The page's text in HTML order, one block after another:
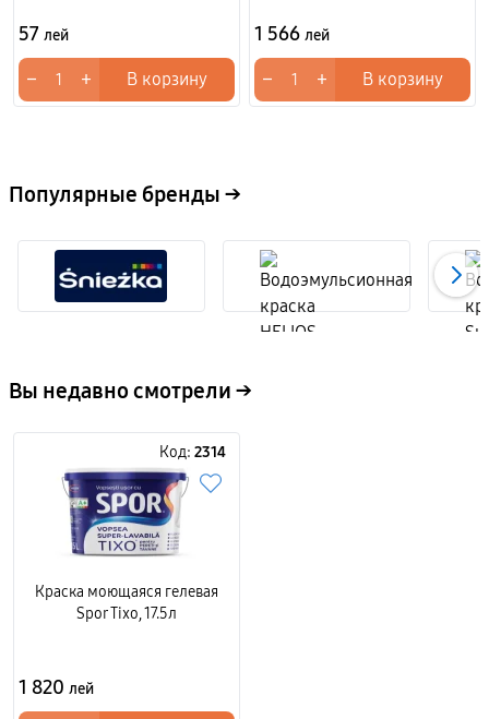
57 лей
− + В корзину
1 566 лей
− + В корзину
Популярные бренды →
Вы недавно смотрели →
Код: 2314
Краска моющаяся гелевая
Spor Tixo, 17.5л
1 820 лей